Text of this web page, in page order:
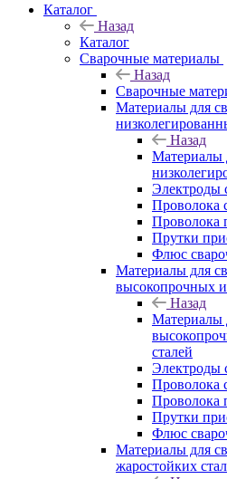
Каталог
Назад
Каталог
Сварочные материалы
Назад
Сварочные
Материалы для
Назад
Материалы
Электроды
Проволока
Проволока
Прутки
Флюс
Материалы для
высокопрочных и
Назад
Материалы
сталей
Электроды
Проволока
Проволока
Прутки
Флюс
Материалы для
жаростойких